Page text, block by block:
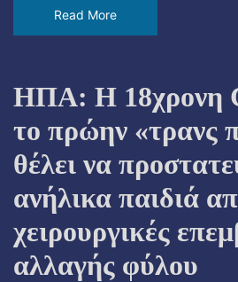
Read More
ΗΠΑ: Η 18χρονη
το πρώην «τρανς
θέλει να
ανήλικα παιδιά
χειρουργικές
αλλαγής φύλου